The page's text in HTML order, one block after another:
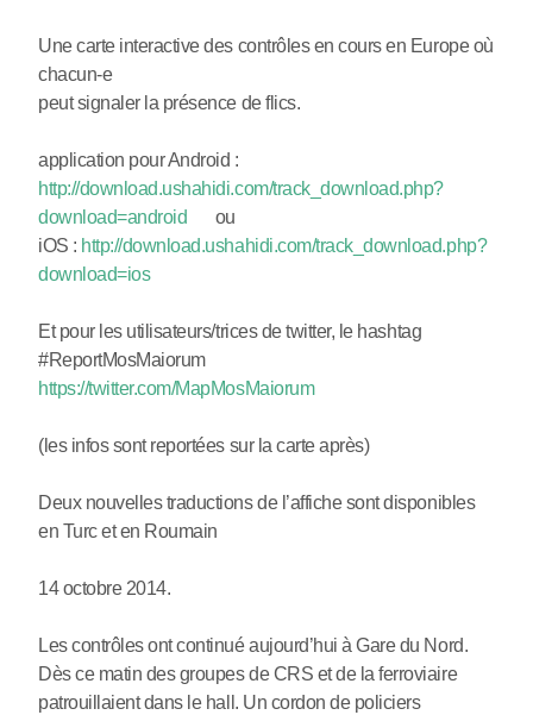
Une carte interactive des contrôles en cours en Europe où
chacun-e
peut signaler la présence de flics.
application pour Android :
http://download.ushahidi.com/track_download.php?
download=android
ou
iOS : http://download.ushahidi.com/track_download.php?
download=ios
Et pour les utilisateurs/trices de twitter, le hashtag
#ReportMosMaiorum
https://twitter.com/MapMosMaiorum
(les infos sont reportées sur la carte après)
Deux nouvelles traductions de l’affiche sont disponibles
en Turc et en Roumain
14 octobre 2014.
Les contrôles ont continué aujourd’hui à Gare du Nord.
Dès ce matin des groupes de CRS et de la ferroviaire
patrouillaient dans le hall. Un cordon de policiers